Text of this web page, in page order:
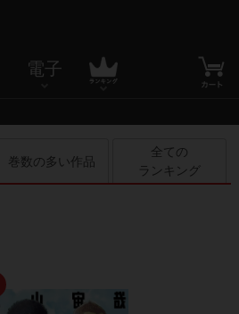
電子
巻数の多い作品
全ての
ランキング